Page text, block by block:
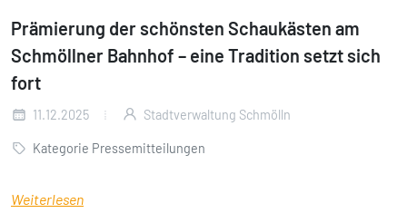
Prämierung der schönsten Schaukästen am
Schmöllner Bahnhof – eine Tradition setzt sich
fort
11.12.2025 Stadtverwaltung Schmölln
Kategorie Pressemitteilungen
Weiterlesen